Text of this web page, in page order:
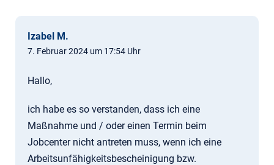
Izabel M.
7. Februar 2024 um 17:54 Uhr
Hallo,
ich habe es so verstanden, dass ich eine
Maßnahme und / oder einen Termin beim
Jobcenter nicht antreten muss, wenn ich eine
Arbeitsunfähigkeitsbescheinigung bzw.